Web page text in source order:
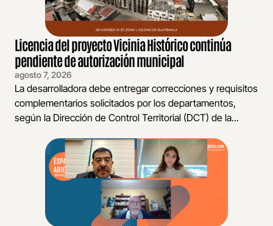
Licencia del proyecto Vicinia Histórico continúa
pendiente de autorización municipal
agosto 7, 2026
La desarrolladora debe entregar correcciones y requisitos
complementarios solicitados por los departamentos,
según la Dirección de Control Territorial (DCT) de la...